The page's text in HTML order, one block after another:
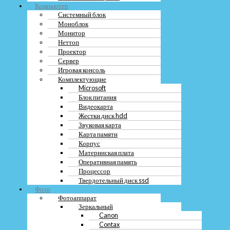
Компьютер
Системный блок
Моноблок
Монитор
Неттоп
Проектор
Сервер
Игровая консоль
Комплектующие
Microsoft
Блок питания
Видеокарта
Жестки диск hdd
Звуковая карта
Карта памяти
Корпус
Материнская плата
Оперативная память
Процессор
Твердотельный диск ssd
Фото
Фотоаппарат
Зеркальный
Canon
Contax
Корпус
Материнская плата
Оперативная память
Процессор
Твердотельный диск ssd
Фото
Фотоаппарат
Зеркальный
Canon
Contax
Leica
Nikon
Polaroid